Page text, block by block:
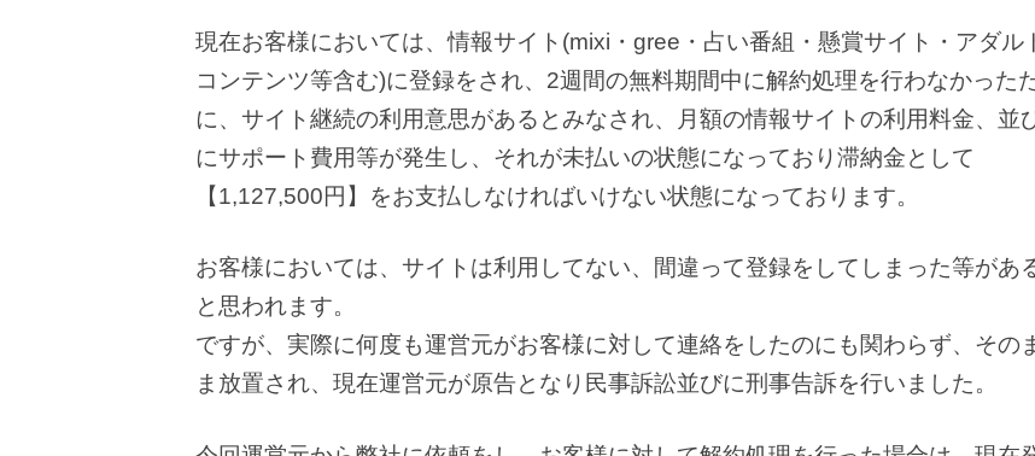
現在お客様においては、情報サイト(mixi・gree・占い番組・懸賞サイト・アダル
コンテンツ等含む)に登録をされ、2週間の無料期間中に解約処理を行わなかった
に、サイト継続の利用意思があるとみなされ、月額の情報サイトの利用料金、並
にサポート費用等が発生し、それが未払いの状態になっており滞納金として
【1,127,500円】をお支払しなければいけない状態になっております。
お客様においては、サイトは利用してない、間違って登録をしてしまった等があ
と思われます。
ですが、実際に何度も運営元がお客様に対して連絡をしたのにも関わらず、その
ま放置され、現在運営元が原告となり民事訴訟並びに刑事告訴を行いました。